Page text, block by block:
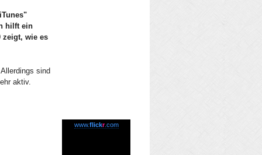
hilft ein
zeigt, wie es
sind
aktiv.
www.flickr.com